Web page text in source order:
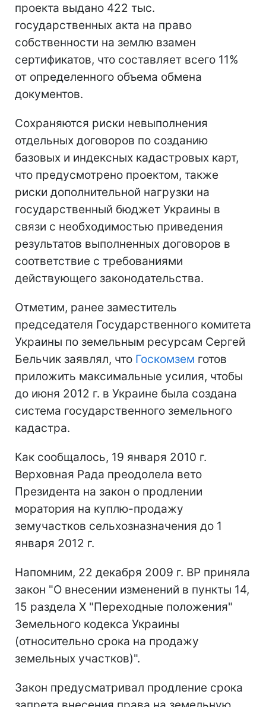
проекта выдано 422 тыс.
государственных акта на право
собственности на землю взамен
сертификатов, что составляет всего 11%
от определенного объема обмена
документов.
Сохраняются риски невыполнения
отдельных договоров по созданию
базовых и индексных кадастровых карт,
что предусмотрено проектом, также
риски дополнительной нагрузки на
государственный бюджет Украины в
связи с необходимостью приведения
результатов выполненных договоров в
соответствие с требованиями
действующего законодательства.
Отметим, ранее заместитель
председателя Государственного комитета
Украины по земельным ресурсам Сергей
Бельчик заявлял, что Госкомзем готов
приложить максимальные усилия, чтобы
до июня 2012 г. в Украине была создана
система государственного земельного
кадастра.
Как сообщалось, 19 января 2010 г.
Верховная Рада преодолела вето
Президента на закон о продлении
моратория на куплю-продажу
земучастков сельхозназначения до 1
января 2012 г.
Напомним, 22 декабря 2009 г. ВР приняла
закон "О внесении изменений в пункты 14,
15 раздела Х "Переходные положения"
Земельного кодекса Украины
(относительно срока на продажу
земельных участков)".
Закон предусматривал продление срока